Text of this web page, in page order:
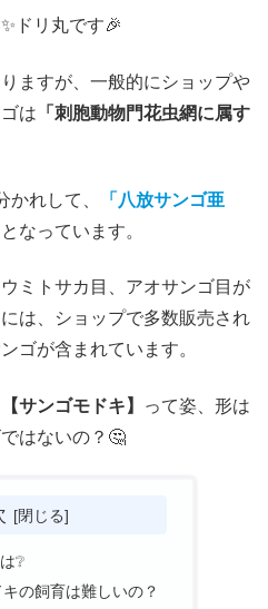
ドリ丸です🎉
ますが、一般的にショップや
は 「刺胞動物門花虫網に属す
れして、
「八放サンゴ亜
となっています。
ミトサカ目、アオサンゴ目が
は、ショップで多数販売され
ゴが含まれています。
【サンゴモドキ】
って姿、形は
はないの？🤔
❔
の飼育は難しいの？